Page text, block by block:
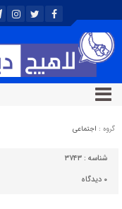
گروه : اجتماعی
شناسه : ۳۷۴۳
۰ دیدگاه